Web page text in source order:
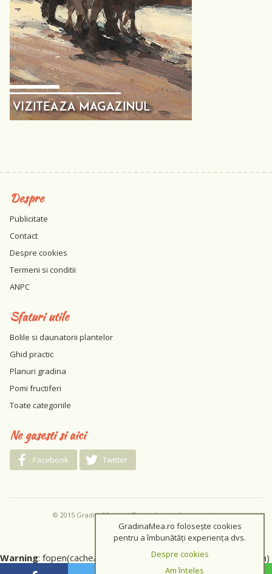
Despre
Publicitate
Contact
Despre cookies
Termeni si conditii
ANPC
Sfaturi utile
Bolile si daunatorii plantelor
Ghid practic
Planuri gradina
Pomi fructiferi
Toate categoriile
Ne gasesti si aici
Facebook Twitter
© 2015 GradinaMea.ro / Toate drepturile rezervate
Warning: fopen(cache/b39e5336e70f635fee03e207e98e5e6a)
function.fopen ]: failed to open stream: No such file or directory
GradinaMea.ro folosește cookies
pentru a îmbunătăți experiența dvs.
Despre cookies
Am înțeles